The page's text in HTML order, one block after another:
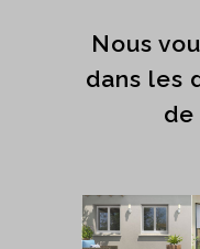
Nous
dans les
de